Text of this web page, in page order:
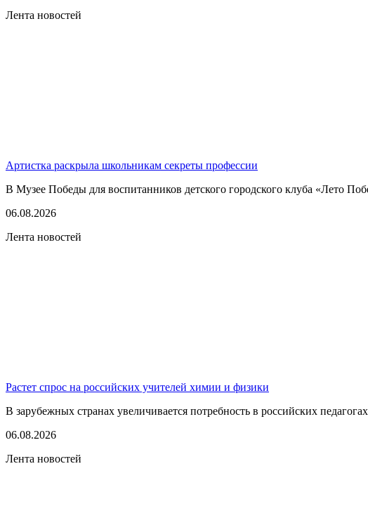
Лента новостей
Артистка раскрыла школьникам секреты профессии
В Музее Победы для воспитанников детского городского клуба «Лето
06.08.2026
Лента новостей
Растет спрос на российских учителей химии и физики
В зарубежных странах увеличивается потребность в российских
06.08.2026
Лента новостей